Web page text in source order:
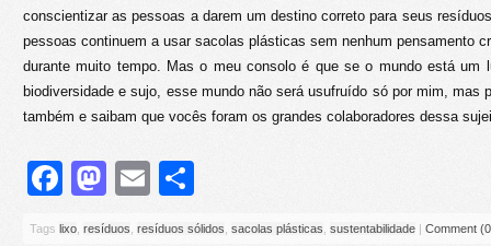
conscientizar as pessoas a darem um destino correto para seus
pessoas continuem a usar sacolas plásticas sem nenhum pensamento
durante muito tempo. Mas o meu consolo é que se o mundo está um
biodiversidade e sujo, esse mundo não será usufruído só por mim, mas
também e saibam que vocês foram os grandes colaboradores dessa
Facebook
Mastodon
Email
Tags lixo resíduos resíduos sólidos sacolas plásticas sustentabilidade | Comment